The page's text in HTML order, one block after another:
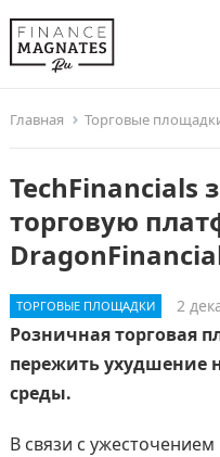
Главная Торговые
TechFinancials
торговую
ТОРГОВЫЕ ПЛОЩАДКИ 2
Розничная торговая
пережить ухудшение
среды.
В связи с